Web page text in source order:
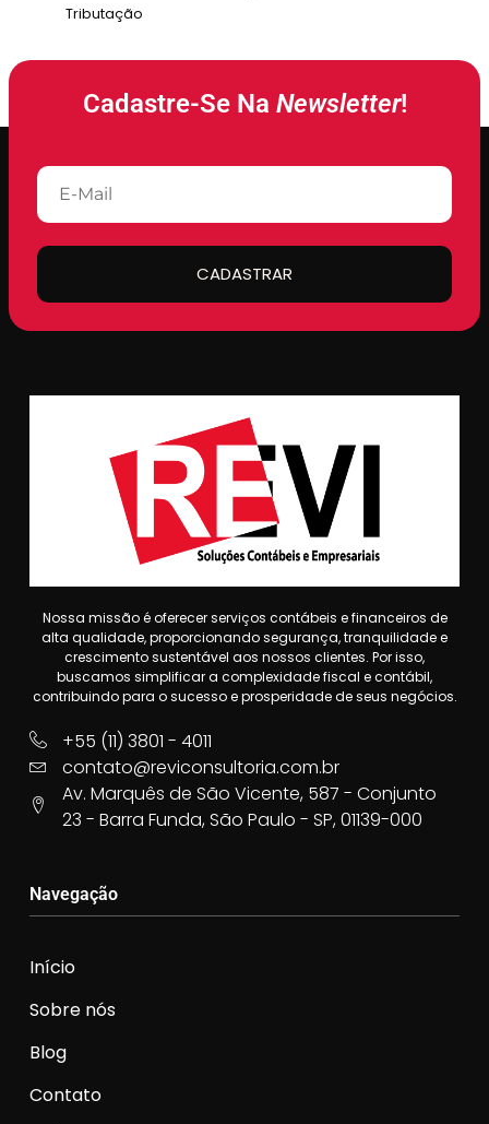
Tributação
Cadastre-Se Na Newsletter!
CADASTRAR
Nossa missão é oferecer serviços contábeis e financeiros de
alta qualidade, proporcionando segurança, tranquilidade e
crescimento sustentável aos nossos clientes. Por isso,
buscamos simplificar a complexidade fiscal e contábil,
contribuindo para o sucesso e prosperidade de seus negócios.
+55 (11) 3801 - 4011
contato@reviconsultoria.com.br
Av. Marquês de São Vicente, 587 - Conjunto
23 - Barra Funda, São Paulo - SP, 01139-000
Navegação
Início
Sobre nós
Blog
Contato